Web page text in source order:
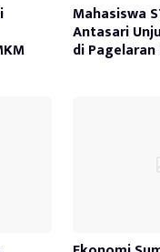
Mahasiswa
Antasari
di